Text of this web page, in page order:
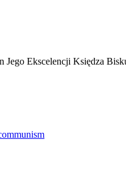
Ekscelencji Księdza